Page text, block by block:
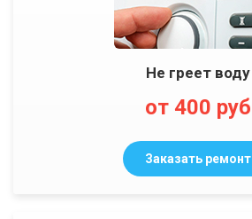
Не греет воду
от 400 руб
Заказать ремонт